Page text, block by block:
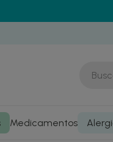
Medicamentos